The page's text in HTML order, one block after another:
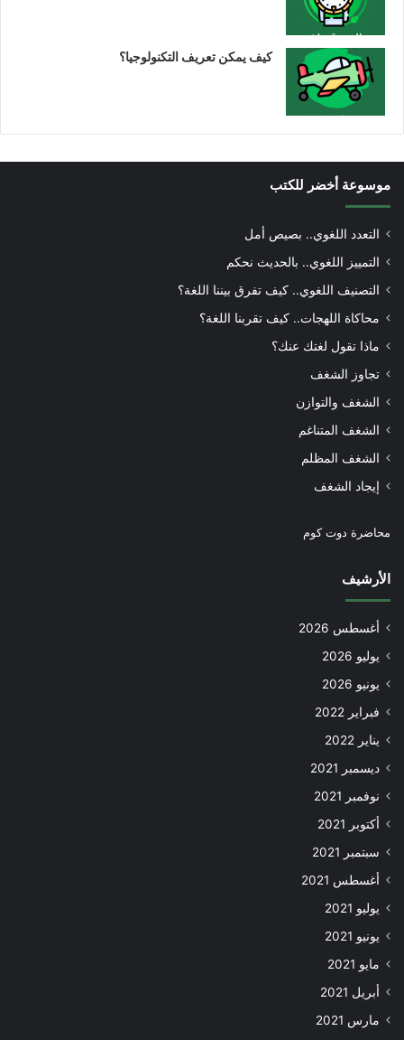
كيف يمكن تعريف التكنولوجيا؟
موسوعة أخضر للكتب
التعدد اللغوي.. بصيص أمل
التمييز اللغوي.. بالحديث نحكم
التصنيف اللغوي.. كيف تفرق بيننا اللغة؟
محاكاة اللهجات.. كيف تقربنا اللغة؟
ماذا تقول لغتك عنك؟
تجاوز الشغف
الشغف والتوازن
الشغف المتناغم
الشغف المظلم
إيجاد الشغف
محاضرة دوت كوم
الأرشيف
أغسطس 2026
يوليو 2026
يونيو 2026
فبراير 2022
يناير 2022
ديسمبر 2021
نوفمبر 2021
أكتوبر 2021
سبتمبر 2021
أغسطس 2021
يوليو 2021
يونيو 2021
مايو 2021
أبريل 2021
مارس 2021